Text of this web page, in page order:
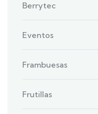
Berrytec
Eventos
Frambuesas
Frutillas